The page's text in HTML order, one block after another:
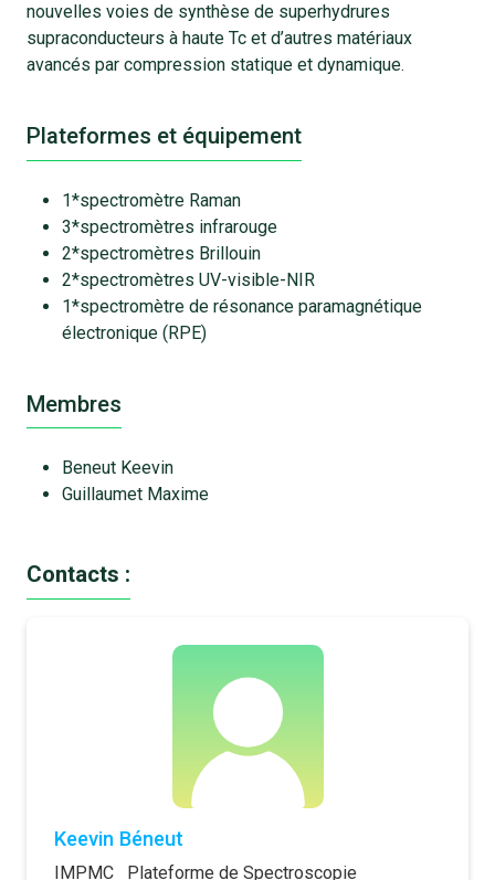
nouvelles voies de synthèse de superhydrures
supraconducteurs à haute Tc et d’autres matériaux
avancés par compression statique et dynamique.
Plateformes et équipement
1*spectromètre Raman
3*spectromètres infrarouge
2*spectromètres Brillouin
2*spectromètres UV-visible-NIR
1*spectromètre de résonance paramagnétique
électronique (RPE)
Membres
Beneut Keevin
Guillaumet Maxime
Contacts :
Keevin Béneut
IMPMC Plateforme de Spectroscopie